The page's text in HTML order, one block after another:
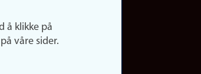
å klikke på
våre sider.